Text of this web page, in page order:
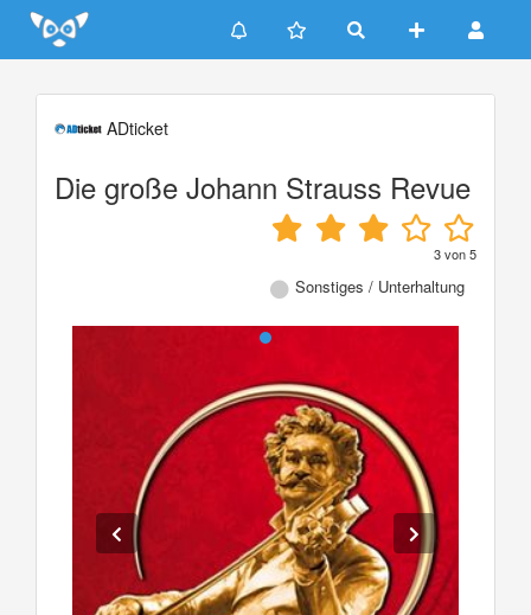
Update cookies preferences
ADticket
Die große Johann Strauss Revue
3von5
Sonstiges / Unterhaltung